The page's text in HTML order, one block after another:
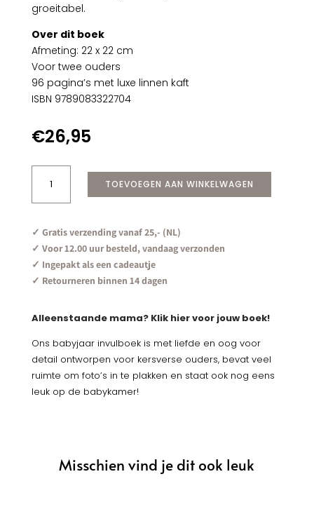
groeitabel.
Over dit boek
Afmeting: 22 x 22 cm
Voor twee ouders
96 pagina’s met luxe linnen kaft
ISBN 9789083322704
€26,95
Linnen
Sky
TOEVOEGEN AAN WINKELWAGEN
✓ Gratis verzending vanaf 25,- (NL)
✓ Voor 12.00 uur besteld, vandaag verzonden
✓ Ingepakt als een cadeautje
✓ Retourneren binnen 14 dagen
Alleenstaande mama? Klik hier voor jouw boek!
Ons babyjaar invulboek is met liefde en oog voor
detail ontworpen voor kersverse ouders, bevat veel
ruimte om foto’s in te plakken en staat ook nog eens
leuk op de babykamer!
Misschien vind je dit ook leuk